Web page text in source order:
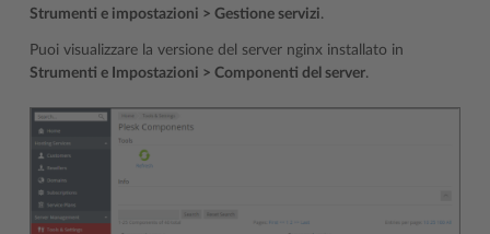
Strumenti e impostazioni > Gestione servizi.
Puoi visualizzare la versione del server nginx installato in
Strumenti e Impostazioni > Componenti del server.